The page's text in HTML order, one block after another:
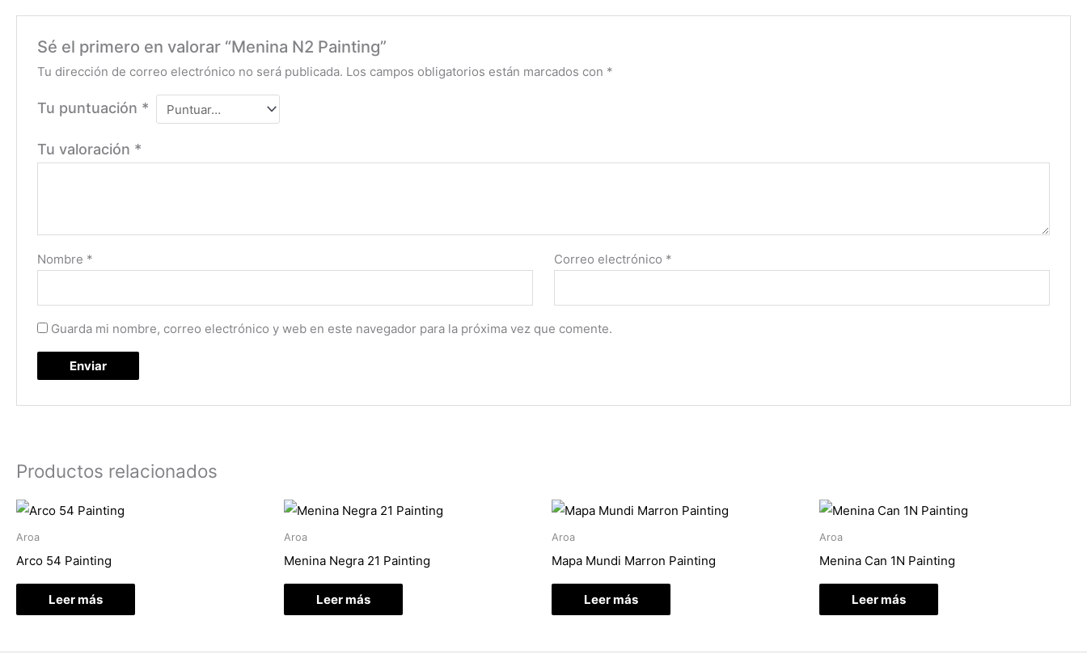
Sé el primero en valorar “Menina N2 Painting”
Tu dirección de correo electrónico no será publicada. Los campos obligatorios están marcados con *
Tu puntuación *
Tu valoración *
Nombre * Correo electrónico *
Guarda mi nombre, correo electrónico y web en este navegador para la próxima vez que comente.
Productos relacionados
Aroa
Arco 54 Painting
Leer más
Aroa
Menina Negra 21 Painting
Leer más
Aroa
Mapa Mundi Marron Painting
Leer más
Aroa
Menina Can 1N Painting
Leer más